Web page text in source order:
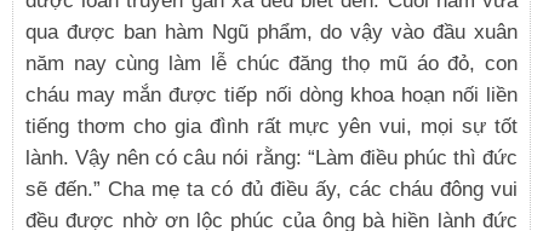
qua được ban hàm Ngũ phẩm, do vậy vào đầu xuân
năm nay cùng làm lễ chúc đăng thọ mũ áo đỏ, con
cháu may mắn được tiếp nối dòng khoa hoạn nối liền
tiếng thơm cho gia đình rất mực yên vui, mọi sự tốt
lành. Vậy nên có câu nói rằng: “Làm điều phúc thì đức
sẽ đến.” Cha mẹ ta có đủ điều ấy, các cháu đông vui
đều được nhờ ơn lộc phúc của ông bà hiền lành đức